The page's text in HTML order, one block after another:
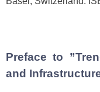
Preface to
and